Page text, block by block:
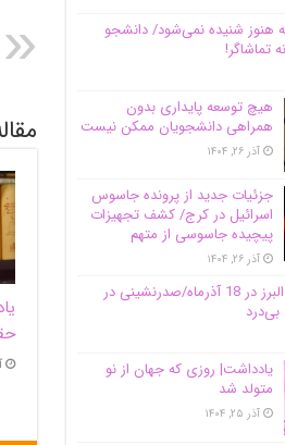
هنوز شنیده نمی‌شود/ دانشجو
تماشاگر!
هیچ توسعه پایداری بدون
همراهی دانشجویان ممکن نیست
آذر ۲۶, ۱۴۰۴
جزئیات جدید از پرونده جاسوس
اسرائیل در کرج/‌ کشف تجهیزات
پیچیده جاسوسی از متهم
آذر ۲۶, ۱۴۰۴
عناوین روزنامه‌های البرز در ‌18 آذرماه/صدرنشینی در
بی‌درد
یادداشت| روزی که جهان از نو
متولد شد
آذر ۲۵, ۱۴۰۴